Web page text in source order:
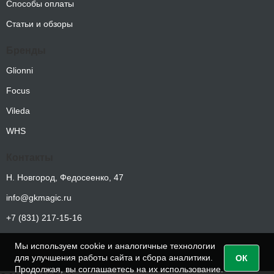
бальзам (флакон 1 л)
0.00
моющее средство для посуды с
1/20
PIATTI LUX Концентрированное
моющее средство для посуды с
антибактериальным эффектом 5л
ПЭТ 1/4
621.00₽
Способы оплаты
Статьи и обзоры
Glionni
Focus
Vileda
WHS
Н. Новгород, Федосеенко, 47
info@gkmagic.ru
+7 (831) 217-15-16
Мы используем cookie и аналогичные технологии
для улучшения работы сайта и сбора аналитики.
Продолжая, вы соглашаетесь на их использование.
ОК